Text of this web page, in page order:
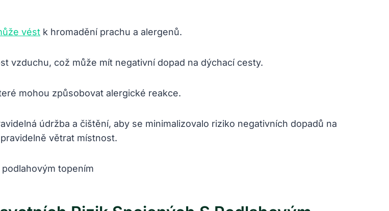
vést k hromadění prachu a alergenů.
vzduchu, což může mít negativní dopad na dýchací cesty.
mohou způsobovat alergické reakce.
údržba a čištění, aby se minimalizovalo riziko negativních dopadů na
větrat místnost.